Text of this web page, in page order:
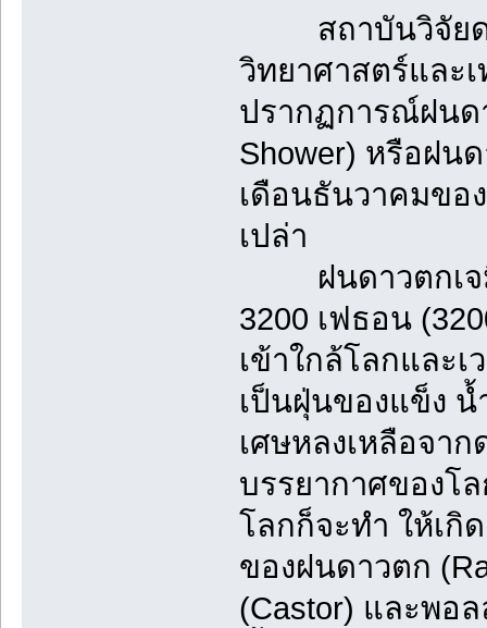
สถาบันวิจัยดา
วิทยาศาสตร์และ
ปรากฏการณ์ฝนด
Shower) หรือฝน
เดือนธันวาคมขอ
เปล่า
ฝนดาวตกเจมิ
3200 เฟธอน
เข้าใกล้โลกและ
เป็นฝุ่นของแข็ง น้
เศษหลงเหลือจา
บรรยากาศของโ
โลกก็จะทำ ให้เกิ
ของฝนดาวตก
(Castor) และพอ